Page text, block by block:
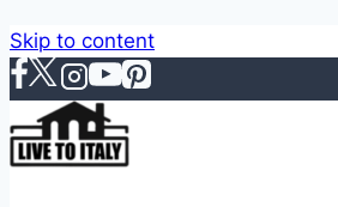
Skip to content